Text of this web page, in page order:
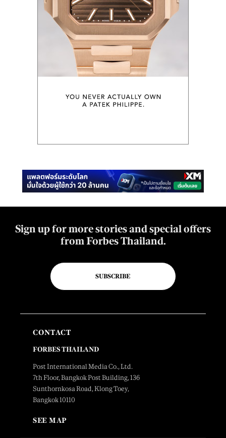
Sign up for more stories and special offers
from Forbes Thailand.
SUBSCRIBE
CONTACT
FORBES THAILAND
Post International Media Co., Ltd.
7th Floor, Bangkok Post Building, 136
Sunthornkosa Road, Klong Toey,
Bangkok 10110
SEE MAP